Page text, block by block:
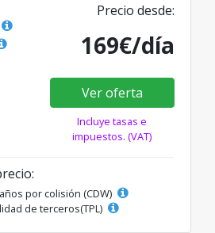
Precio desde:
169€/día
Ver oferta
Incluye tasas e
impuestos. (VAT)
por colisión (CDW)
de terceros(TPL)